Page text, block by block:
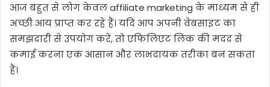
आज बहुत से लोग केवल affiliate marketing के माध्यम से ही
अच्छी आय प्राप्त कर रहे हैं। यदि आप अपनी वेबसाइट का
समझदारी से उपयोग करें, तो एफिलिएट लिंक की मदद से
कमाई करना एक आसान और लाभदायक तरीका बन सकता
है।